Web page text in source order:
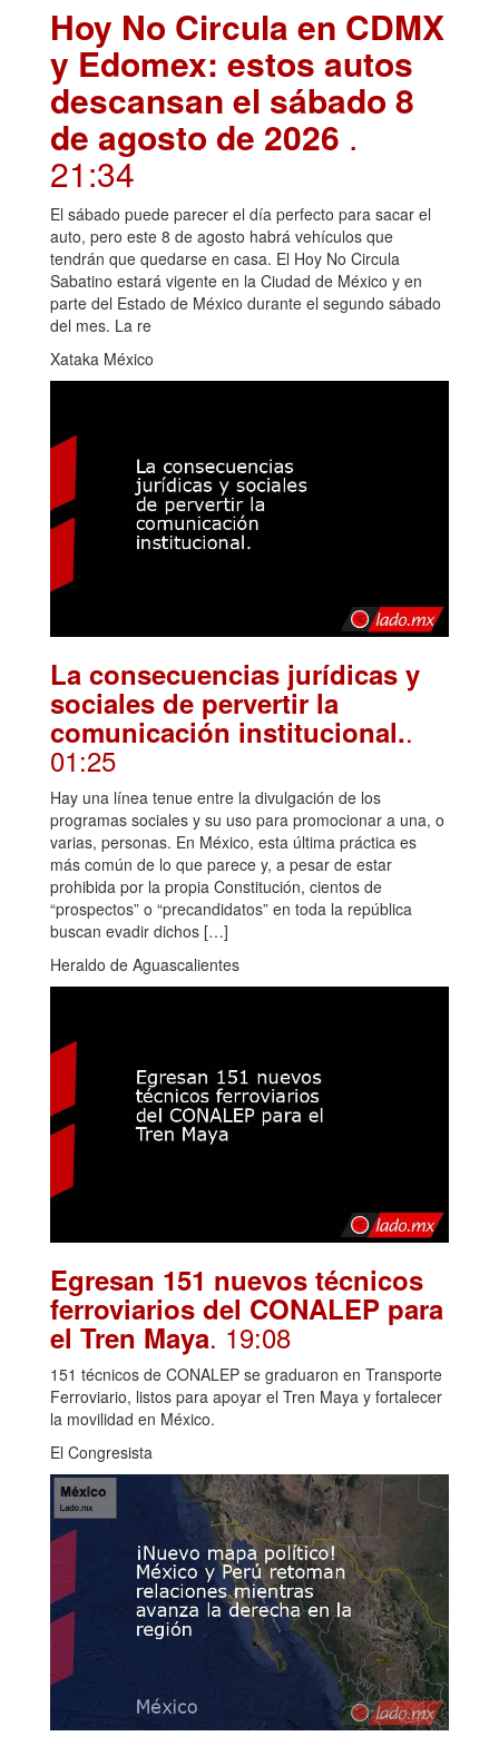
Hoy No Circula en CDMX
y Edomex: estos autos
descansan el sábado 8
de agosto de 2026 .
21:34
El sábado puede parecer el día perfecto para sacar el
auto, pero este 8 de agosto habrá vehículos que
tendrán que quedarse en casa. El Hoy No Circula
Sabatino estará vigente en la Ciudad de México y en
parte del Estado de México durante el segundo sábado
del mes. La re
Xataka México
La consecuencias jurídicas y
sociales de pervertir la
comunicación institucional..
01:25
Hay una línea tenue entre la divulgación de los
programas sociales y su uso para promocionar a una, o
varias, personas. En México, esta última práctica es
más común de lo que parece y, a pesar de estar
prohibida por la propia Constitución, cientos de
“prospectos” o “precandidatos” en toda la república
buscan evadir dichos […]
Heraldo de Aguascalientes
Egresan 151 nuevos técnicos
ferroviarios del CONALEP para
el Tren Maya. 19:08
151 técnicos de CONALEP se graduaron en Transporte
Ferroviario, listos para apoyar el Tren Maya y fortalecer
la movilidad en México.
El Congresista